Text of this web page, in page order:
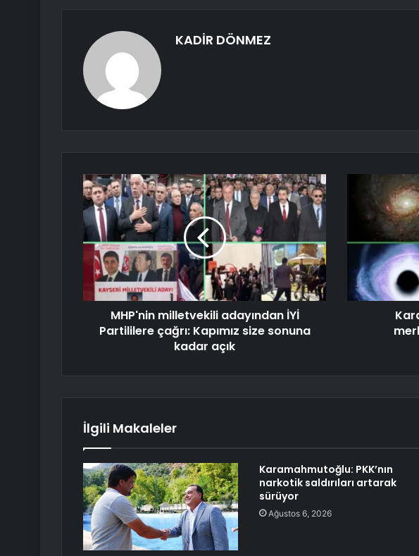
KADİR DÖNMEZ
MHP'nin milletvekili adayından İYİ
Partililere çağrı: Kapımız size sonuna
kadar açık
İlgili Makaleler
Karamahmutoğlu: PKK’nın
narkotik saldırıları artarak
sürüyor
Ağustos 6, 2026